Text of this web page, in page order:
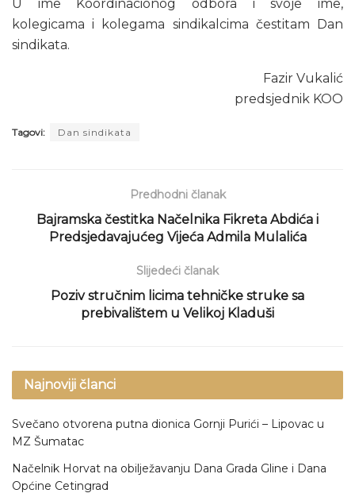
U ime Koordinacionog odbora i svoje ime,
kolegicama i kolegama sindikalcima čestitam Dan
sindikata.
Fazir Vukalić
predsjednik KOO
Tagovi: Dan sindikata
Predhodni članak
Bajramska čestitka Načelnika Fikreta Abdića i
Predsjedavajućeg Vijeća Admila Mulalića
Slijedeći članak
Poziv stručnim licima tehničke struke sa
prebivalištem u Velikoj Kladuši
Najnoviji članci
Svečano otvorena putna dionica Gornji Purići – Lipovac u
MZ Šumatac
Načelnik Horvat na obilježavanju Dana Grada Gline i Dana
Općine Cetingrad